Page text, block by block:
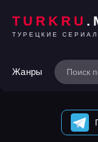
TURKRU
ТУРЕЦКИЕ
Жанры